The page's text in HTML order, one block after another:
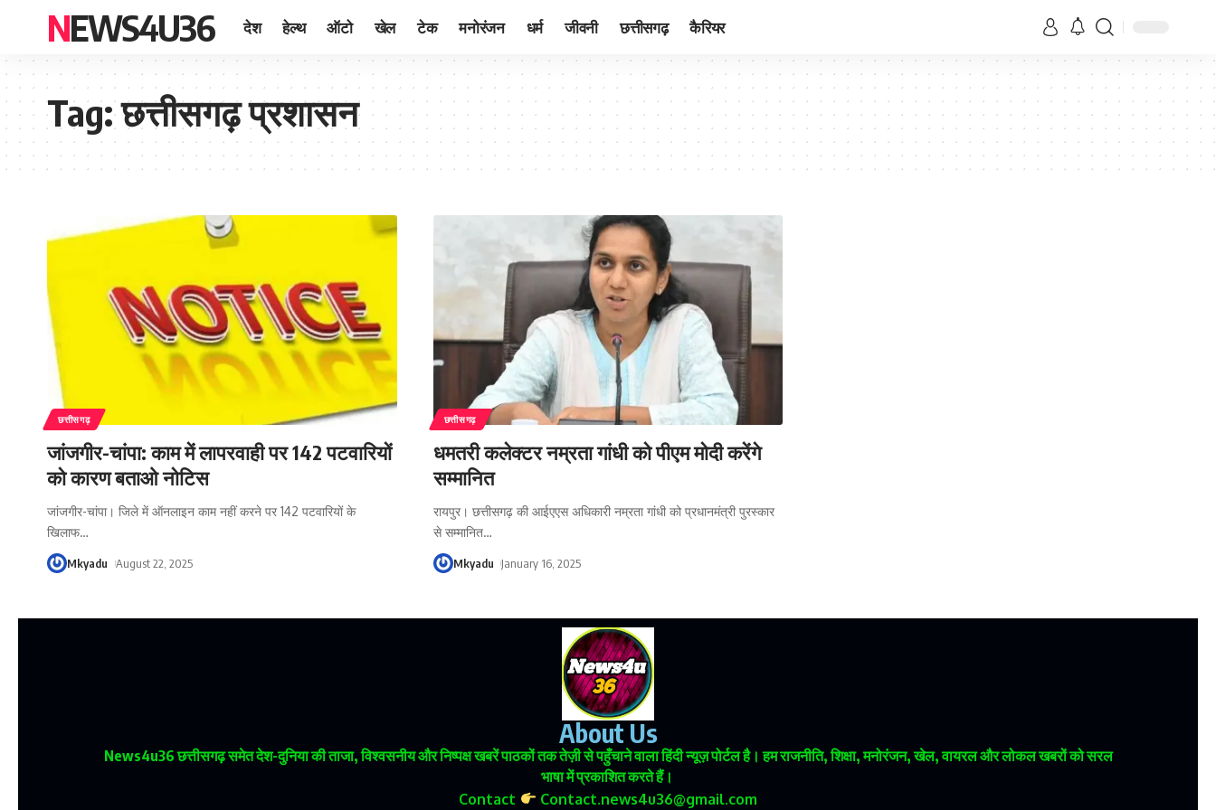
NEWS4U36 देश हेल्थ ऑटो खेल टेक मनोरंजन धर्म जीवनी छत्तीसगढ़ कैरियर
Tag:छत्तीसगढ़ प्रशासन
छत्तीसगढ़
जांजगीर-चांपा: काम में लापरवाही पर 142 पटवारियों
को कारण बताओ नोटिस
जांजगीर-चांपा। जिले में ऑनलाइन काम नहीं करने पर 142 पटवारियों के
खिलाफ…
Mkyadu August 22, 2025
छत्तीसगढ़
धमतरी कलेक्टर नम्रता गांधी को पीएम मोदी करेंगे
सम्मानित
रायपुर। छत्तीसगढ़ की आईएएस अधिकारी नम्रता गांधी को प्रधानमंत्री पुरस्कार
से सम्मानित…
Mkyadu January 16, 2025
About Us
News4u36छत्तीसगढ़ समेत देश-दुनिया की ताजा, विश्वसनीय और निष्पक्ष खबरें पाठकों तक तेज़ी से पहुँचाने वाला हिंदी न्यूज़ पोर्टल है। हम राजनीति, शिक्षा, मनोरंजन, खेल, वायरल और लोकल खबरों को सरल
भाषा में प्रकाशित करते हैं।
Contact
Contact.news4u36@gmail.com